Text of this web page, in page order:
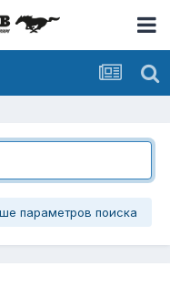
параметров поиска